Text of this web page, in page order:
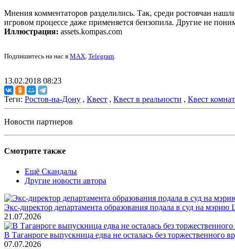
Мнения комментаторов разделились. Так, среди ростовчан
игровом процессе даже применяется бензопила. Другие не
Иллюстрация: assets.kompas.com
Подпишитесь на нас в MAX, Telegram.
13.02.2018 08:23
Теги: Ростов-на-Дону , Квест , Квест в реальности , Квест
Новости партнеров
Смотрите также
Ещё Скандалы
Другие новости автора
Экс-директор департамента образования подала в суд на мэрию
21.07.2026
В Таганроге выпускница едва не осталась без торжественного
07.07.2026